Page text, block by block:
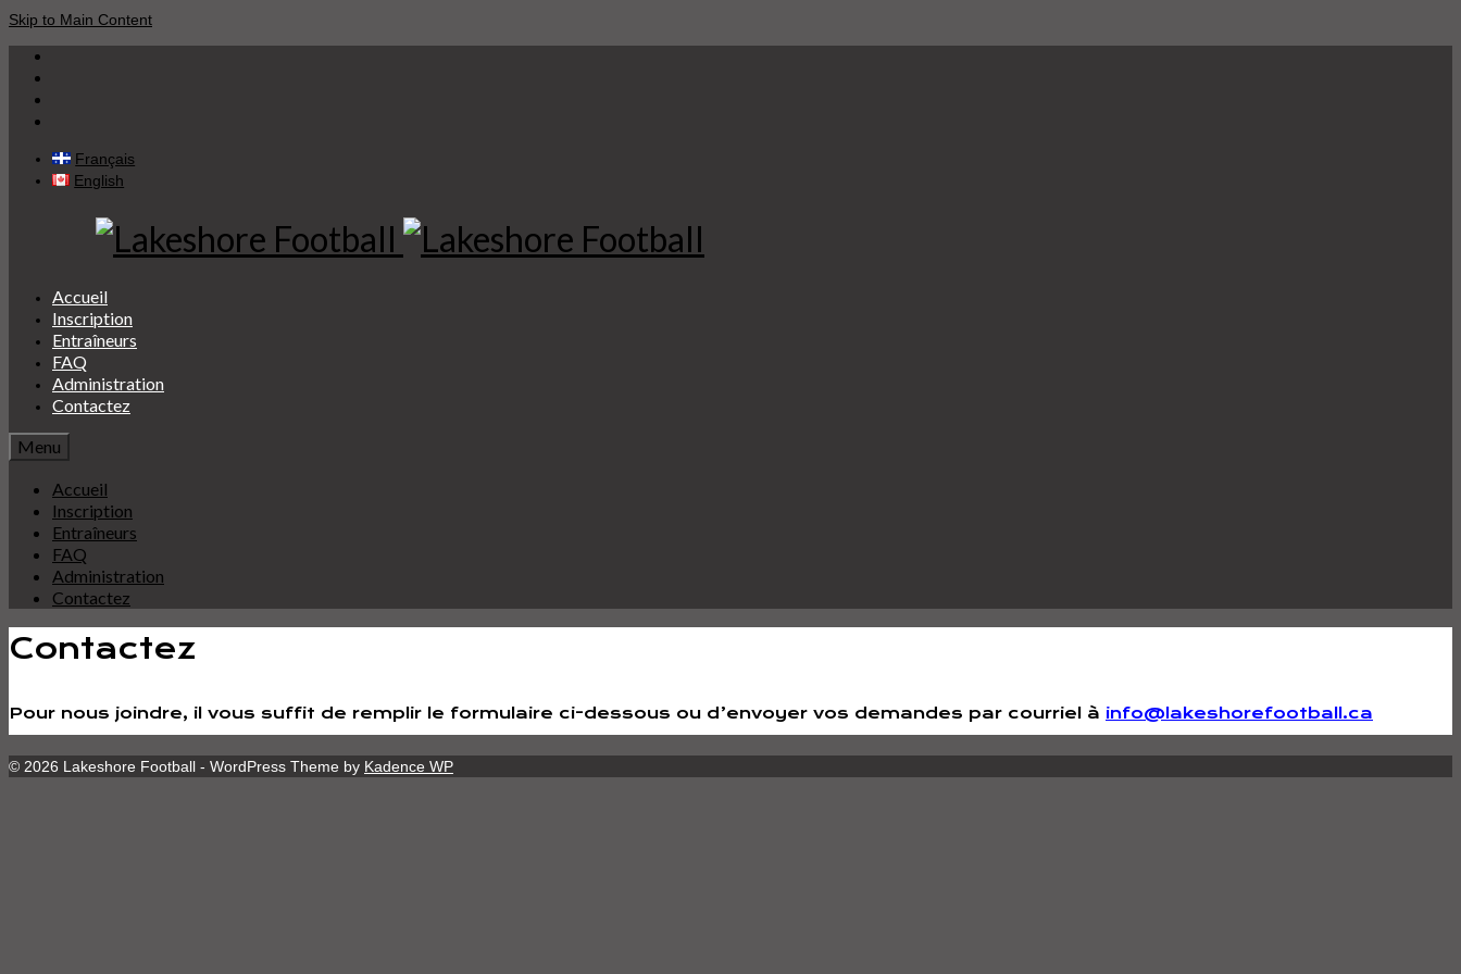
Skip to Main Content
Français
English
Accueil
Inscription
Entraîneurs
FAQ
Administration
Contactez
Menu
Accueil
Inscription
Entraîneurs
FAQ
Administration
Contactez
Contactez
Pour nous joindre, il vous suffit de remplir le formulaire ci-dessous ou d’envoyer vos demandes par courriel à info@lakeshorefootball.ca
© 2026 Lakeshore Football - WordPress Theme by Kadence WP